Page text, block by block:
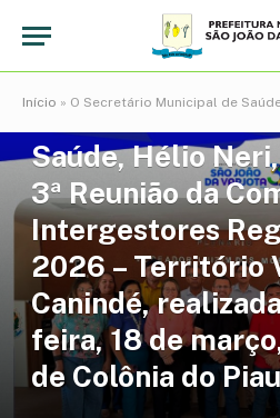
Início » O Secretário Municipal de Saúde, Hélio Neri, participou da 3ª Reunião da Comissão Intergestores Regional (CIR)
O Secretário
Saúde, Hélio
3ª Reunião da
Intergestores
2026 – Território
Canindé,
feira, 18 de
de Colônia do